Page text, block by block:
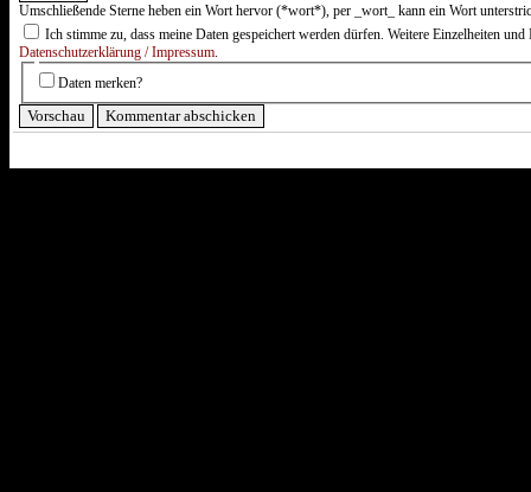
Umschließende Sterne heben ein Wort hervor (*wort*), per _wort_ kann ein Wort
Ich stimme zu, dass meine Daten gespeichert werden dürfen. Weitere Einzelheiten
Datenschutzerklärung / Impressum.
Daten merken?